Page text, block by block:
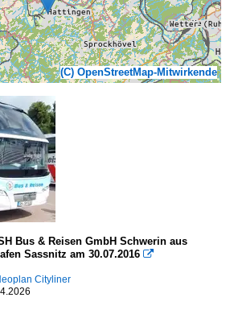
(C) OpenStreetMap-Mitwirkende
Bus & Reisen GmbH Schwerin aus
Sassnitz am 30.07.2016 
Cityliner